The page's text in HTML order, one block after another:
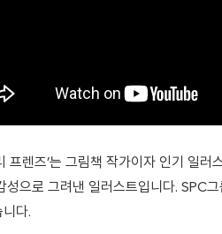
프렌즈’는 그림책 작가이자 인기 일
성으로 그려낸 일러스트입니다. SPC
다.